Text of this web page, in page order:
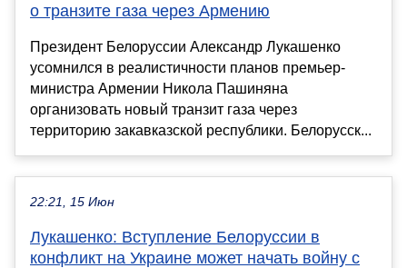
о транзите газа через Армению
Президент Белоруссии Александр Лукашенко
усомнился в реалистичности планов премьер-
министра Армении Никола Пашиняна
организовать новый транзит газа через
территорию закавказской республики. Белорусск...
22:21, 15 Июн
Лукашенко: Вступление Белоруссии в
конфликт на Украине может начать войну с